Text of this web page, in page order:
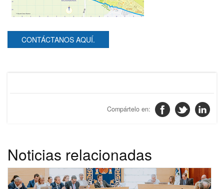
CONTÁCTANOS AQUÍ.
Noticias relacionadas